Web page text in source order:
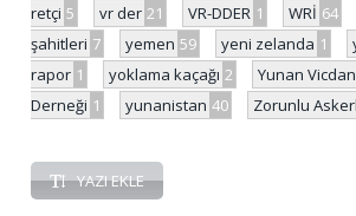
retçi 5 vr der 21 VR-DDER 1 WRİ 64
şahitleri 7 yemen 59 yeni zelanda 1
rapor 1 yoklama kaçağı 2
Yunan
Derneği 1 yunanistan 40 Zorunlu
YAZI EKLE